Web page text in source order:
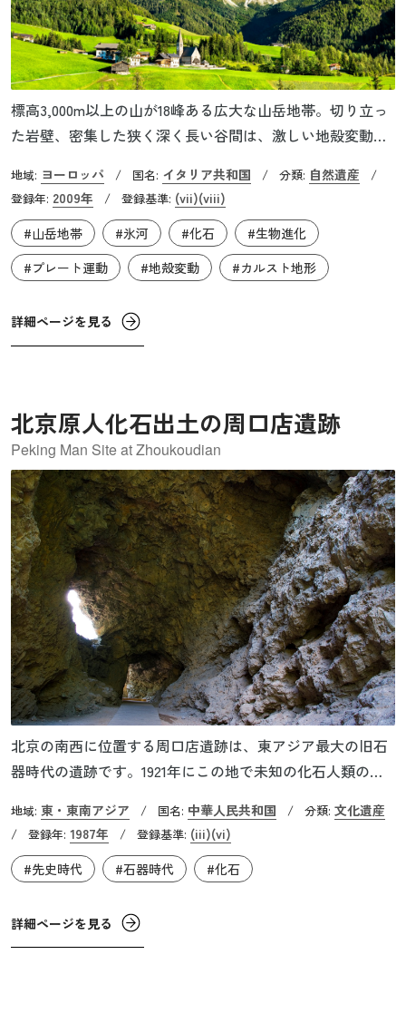
標高3,000m以上の山が18峰ある広大な山岳地帯。切り立っ
た岩壁、密集した狭く深く長い谷間は、激しい地殻変動に
雪崩などによってつくりだされた地球の歴史を見ることが
できます。これらの大地は氷河地形やカルスト地形等、地
形学の面でも世界的に重要とされています。一方、単なる
無機質な岩肌とは対照的に、モミやカラマツ等の木々や、
豊かな牧草地も広がり、そのコントラストはここにしかな
い「ドロミーティの風景」として、様々な絵画や写真等を
通して人々の記憶に刻まれてきました。
地域: ヨーロッパ / 国名: イタリア共和国 / 分類: 自然遺産
/
登録年: 2009年 / 登録基準: (vii)(viii)
#山岳地帯
#氷河 #化石
#生物進化
#プレート運動
#地殻変動 #カルスト地形
詳細ページを見る
北京原人化石出土の周口店遺跡
Peking Man Site at Zhoukoudian
北京の南西に位置する周口店遺跡は、東アジア最大の旧石
器時代の遺跡です。1921年にこの地で未知の化石人類の臼
れました。これは北京原人のことで、現在の学名はホモ・
エレクトゥス・ペキネンシスと呼ばれています。化石人類
とは現生人類(新人)に進化する前の猿人、原人、旧人を指
1929年には頭蓋骨が発見されました。北京原人は約 70万年
から約20万年前の原始人類で、直立歩行をして、道具と火
地域: 東・東南アジア / 国名: 中華人民共和国 / 分類: 文化遺産
/ 登録年: 1987年 / 登録基準: (iii)(vi)
#先史時代
#石器時代 #化石
詳細ページを見る